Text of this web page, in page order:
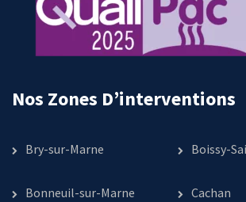
Nos Zones D’interventions
Bry-sur-Marne Boissy-
Bonneuil-sur-Marne Cachan